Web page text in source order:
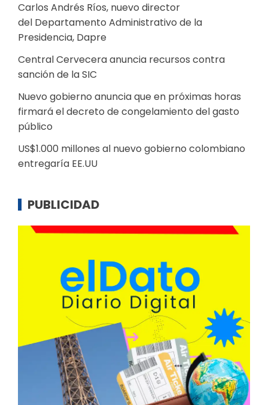
Carlos Andrés Ríos, nuevo director
del Departamento Administrativo de la
Presidencia, Dapre
Central Cervecera anuncia recursos contra
sanción de la SIC
Nuevo gobierno anuncia que en próximas horas
firmará el decreto de congelamiento del gasto
público
US$1.000 millones al nuevo gobierno colombiano
entregaría EE.UU
PUBLICIDAD